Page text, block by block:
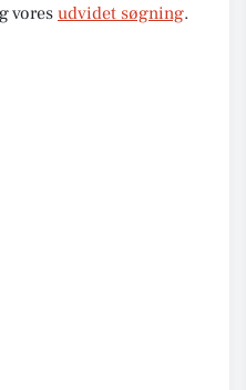
vores udvidet søgning.